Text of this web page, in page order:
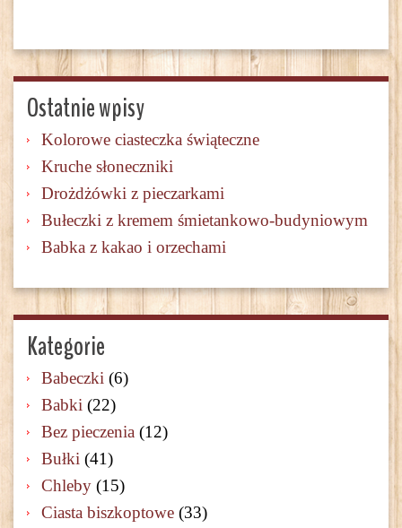
Ostatnie wpisy
Kolorowe ciasteczka świąteczne
Kruche słoneczniki
Drożdżówki z pieczarkami
Bułeczki z kremem śmietankowo-budyniowym
Babka z kakao i orzechami
Kategorie
Babeczki (6)
Babki (22)
Bez pieczenia (12)
Bułki (41)
Chleby (15)
Ciasta biszkoptowe (33)